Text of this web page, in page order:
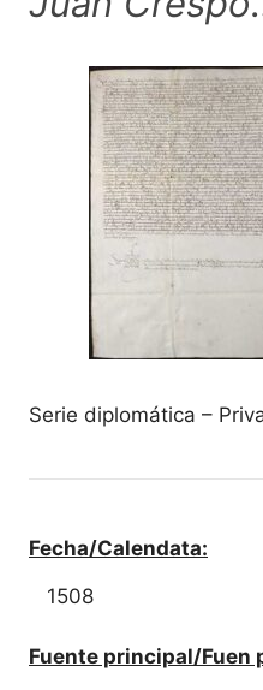
Serie diplomática –
Fecha/Calendata:
1508
Fuente principal/Fuen